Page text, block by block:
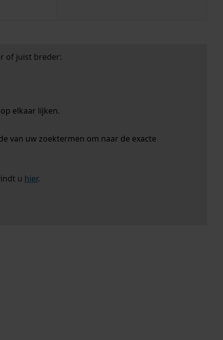
of juist breder:
elkaar lijken.
van uw zoektermen om naar de exacte
u hier.